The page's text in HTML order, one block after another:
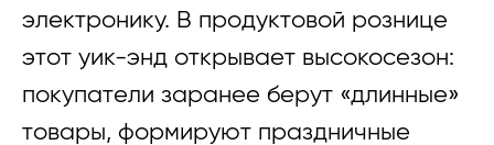
электронику. В продуктовой рознице
этот уик-энд открывает высокосезон:
покупатели заранее берут «длинные»
товары, формируют праздничные